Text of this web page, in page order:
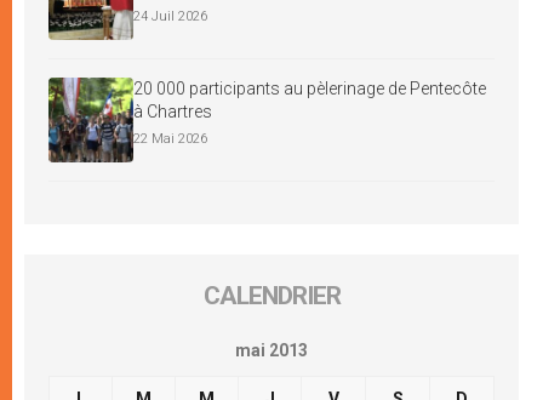
24 Juil 2026
20 000 participants au pèlerinage de Pentecôte
à Chartres
22 Mai 2026
CALENDRIER
mai 2013